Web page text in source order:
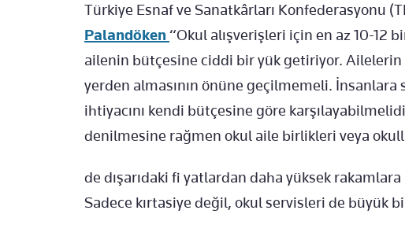
Türkiye Esnaf ve Sanatkârları Konfederasyonu
Palandöken “Okul alışverişleri için en az 10-12
ailenin bütçesine ciddi bir yük getiriyor. Ailelerin
yerden almasının önüne geçilmemeli. İnsanlara
ihtiyacını kendi bütçesine göre kar
denilmesine rağmen okul aile birlikleri veya
de dışarıdaki fi yatlardan daha yüksek
Sadece kırtasiye değil, okulservisleri de büyük